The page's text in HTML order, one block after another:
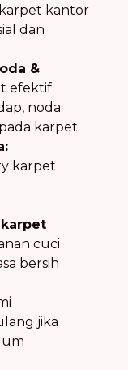
karpet kantor
dan
&
efektif
noda
karpet.
karpet
cuci
bersih
jika